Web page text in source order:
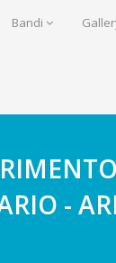
Bandi
-